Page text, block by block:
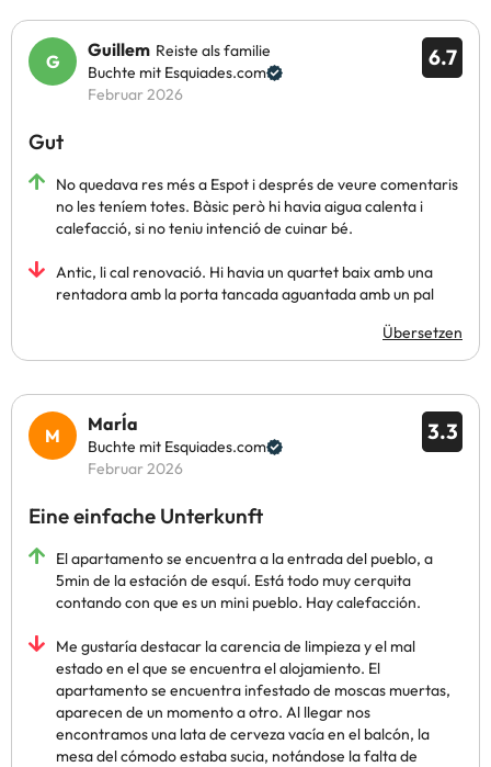
6.7
Guillem Reiste als familie
Buchte mit Esquiades.com
Februar 2026
Gut
No quedava res més a Espot i després de veure comentaris
no les teníem totes. Bàsic però hi havia aigua calenta i
calefacció, si no teniu intenció de cuinar bé.
Antic, li cal renovació. Hi havia un quartet baix amb una
rentadora amb la porta tancada aguantada amb un pal
Übersetzen
3.3
MarÍa
Buchte mit Esquiades.com
Februar 2026
Eine einfache Unterkunft
El apartamento se encuentra a la entrada del pueblo, a
5min de la estación de esquí. Está todo muy cerquita
contando con que es un mini pueblo. Hay calefacción.
Me gustaría destacar la carencia de limpieza y el mal
estado en el que se encuentra el alojamiento. El
apartamento se encuentra infestado de moscas muertas,
aparecen de un momento a otro. Al llegar nos
encontramos una lata de cerveza vacía en el balcón, la
mesa del cómodo estaba sucia, notándose la falta de